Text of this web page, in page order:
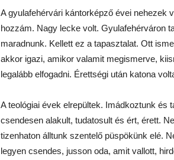
A gyulafehérvári kántorképző évei nehezek
hozzám. Nagy lecke volt. Gyulafehérváron
maradnunk. Kellett ez a tapasztalat. Ott
akkor igazi, amikor valamit megismerve,
legalább elfogadni. Érettségi után katona
A teológiai évek elrepültek. Imádkoztunk és
csendesen alakult, tudatosult és ért, érett.
tizenhaton álltunk szentelő püspökünk elé.
legyen csendes, jusson oda, amit vallott,